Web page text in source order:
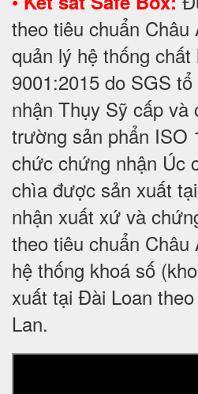
theo tiêu chuẩn
quản lý hệ thống
9001:2015 do SGS
nhận Thụy Sỹ cấp và
trường sản phẩn ISO
chức chứng nhận Úc
chìa được sản xuất
nhận xuất xứ và
theo tiêu chuẩn
hệ thống khoá số
xuất tại Đài Loan
Lan.